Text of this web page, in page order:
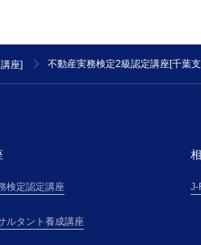
第３条(受講料金等)
第４条(本講座の申し込み)
に掲載する手続、または
申込(以下「受講申込」と
催者の別途定める事項に
座] 不動産実務検定2級認定講座[千葉
検定認定講座
ルタント養成講座
J-